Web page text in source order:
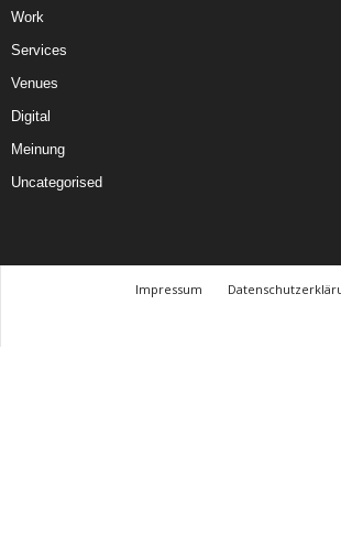
Work
Services
Venues
Digital
Meinung
Uncategorised
Impressum